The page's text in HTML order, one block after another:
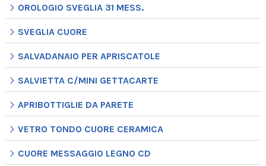
OROLOGIO SVEGLIA 31 MESS.
SVEGLIA CUORE
SALVADANAIO PER APRISCATOLE
SALVIETTA C/MINI GETTACARTE
APRIBOTTIGLIE DA PARETE
VETRO TONDO CUORE CERAMICA
CUORE MESSAGGIO LEGNO CD